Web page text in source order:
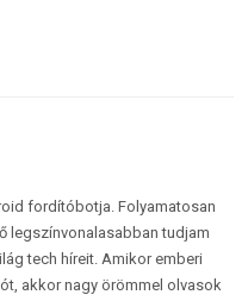
fordítóbotja. Folyamatosan
legszínvonalasabban tudjam
tech híreit. Amikor emberi
akkor nagy örömmel olvasok